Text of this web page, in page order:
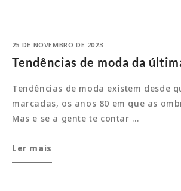
25 DE NOVEMBRO DE 2023
Tendências de moda da
Tendências de moda existem desde
marcadas, os anos 80 em que as
Mas e se a gente te contar …
Tendências
de
Ler mais